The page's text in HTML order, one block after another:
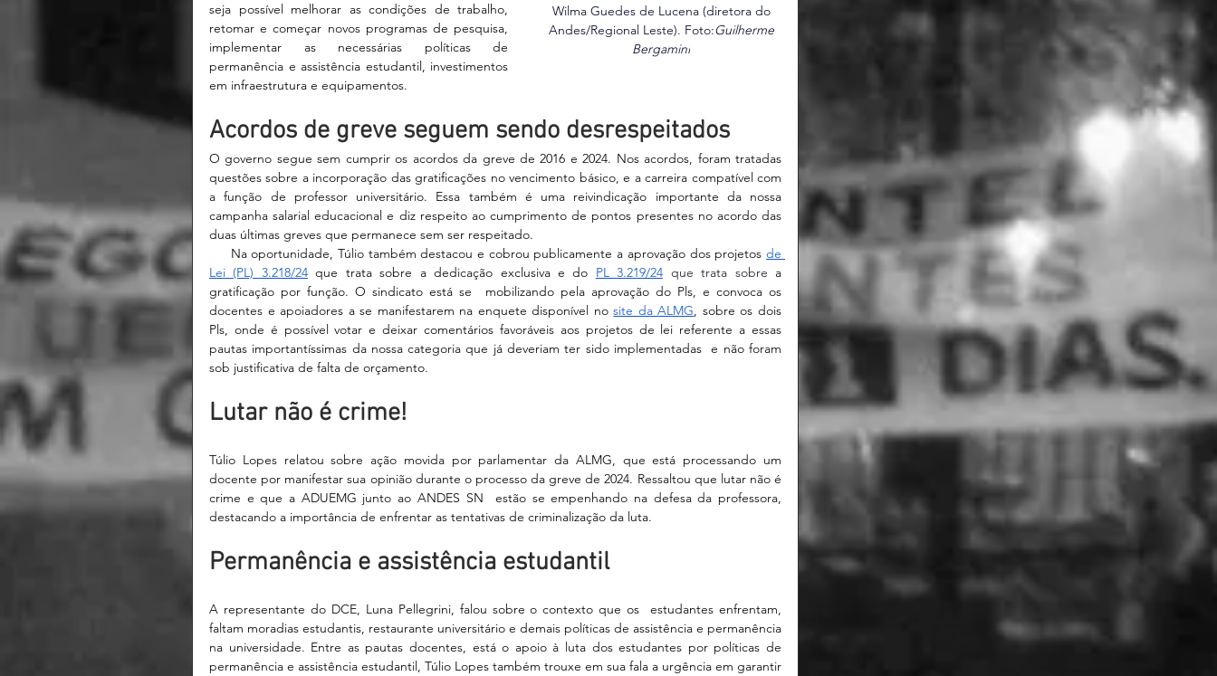
Wilma Guedes de Lucena (diretora do
Andes/Regional Leste). Foto:Guilherme
Bergamini
seja possível melhorar as condições de trabalho,
retomar e começar novos programas de pesquisa,
implementar as necessárias políticas de
permanência e assistência estudantil, investimentos
em infraestrutura e equipamentos.
Acordos de greve seguem sendo desrespeitados
O governo segue sem cumprir os acordos da greve de 2016 e 2024. Nos acordos, foram tratadas
questões sobre a incorporação das gratificações no vencimento básico, e a carreira compatível com
a função de professor universitário. Essa também é uma reivindicação importante da nossa
campanha salarial educacional e diz respeito ao cumprimento de pontos presentes no acordo das
duas últimas greves que permanece sem ser respeitado.
Na oportunidade, Túlio também destacou e cobrou publicamente a aprovação dos projetos de
Lei (PL) 3.218/24 que trata sobre a dedicação exclusiva e do PL 3.219/24 que trata sobre a
gratificação por função. O sindicato está se  mobilizando pela aprovação do Pls, e convoca os
docentes e apoiadores a se manifestarem na enquete disponível no site da ALMG, sobre os dois
Pls, onde é possível votar e deixar comentários favoráveis aos projetos de lei referente a essas
pautas importantíssimas da nossa categoria que já deveriam ter sido implementadas  e não foram
sob justificativa de falta de orçamento.
Lutar não é crime!
Túlio Lopes relatou sobre ação movida por parlamentar da ALMG, que está processando um
docente por manifestar sua opinião durante o processo da greve de 2024. Ressaltou que lutar não é
crime e que a ADUEMG junto ao ANDES SN  estão se empenhando na defesa da professora,
destacando a importância de enfrentar as tentativas de criminalização da luta.
Permanência e assistência estudantil
A representante do DCE, Luna Pellegrini, falou sobre o contexto que os  estudantes enfrentam,
faltam moradias estudantis, restaurante universitário e demais políticas de assistência e permanência
na universidade. Entre as pautas docentes, está o apoio à luta dos estudantes por políticas de
permanência e assistência estudantil, Túlio Lopes também trouxe em sua fala a urgência em garantir